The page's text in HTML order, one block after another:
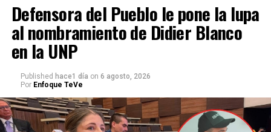
Defensora del Pueblo le pone la lupa
al nombramiento de Didier Blanco
en la UNP
Published hace1 día on 6 agosto, 2026
Por Enfoque TeVe